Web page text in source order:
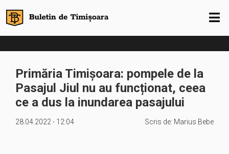
Primăria Timișoara: pompele de la
Pasajul Jiul nu au funcționat, ceea
ce a dus la inundarea pasajului
28.04.2022 - 12:04 Scris de: Marius Bebe